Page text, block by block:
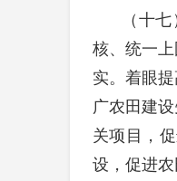
（十
核、统一
实。着眼
广农田建
关项目，
设，促进